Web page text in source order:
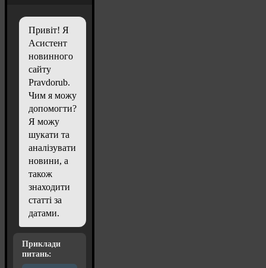
Привіт! Я
Асистент
новинного
сайту
Pravdorub.
Чим я можу
допомогти?
Я можу
шукати та
аналізувати
новини, а
також
знаходити
статті за
датами.
Приклади
питань: